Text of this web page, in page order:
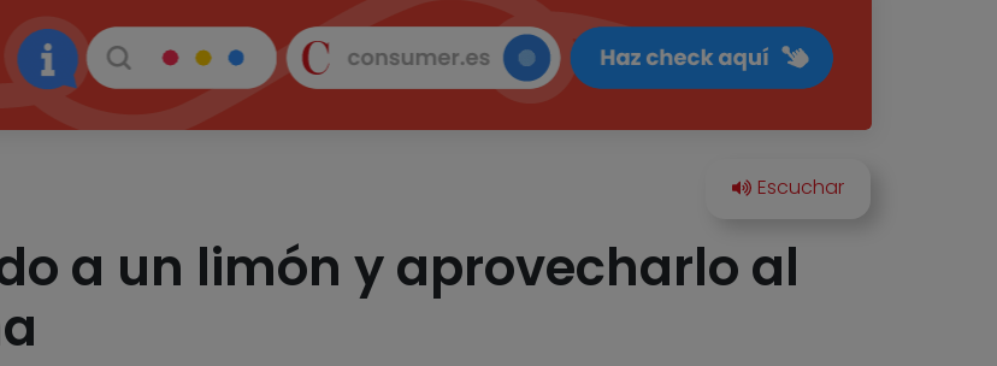
a un limón y aprovecharlo al